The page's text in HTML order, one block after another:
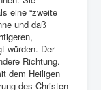
eine “zweite
und daß
würden. Der
Richtung.
dem Heiligen
des Christen